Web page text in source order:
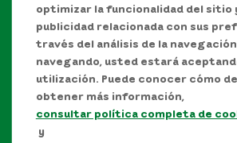
optimizar la funcionalidad del sitio
publicidad relacionada con sus
través del análisis de la
navegando, usted estará
utilización. Puede conocer cómo
obtener más información,
consultar política completa de
y
Manual de Derechos de Autor y/o